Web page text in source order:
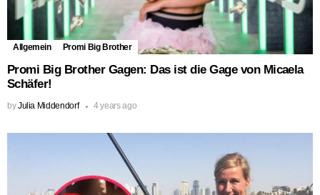
Allgemein Promi Big Brother
Promi Big Brother Gagen: Das ist die Gage von Micaela
Schäfer!
byJulia Middendorf 4 years ago